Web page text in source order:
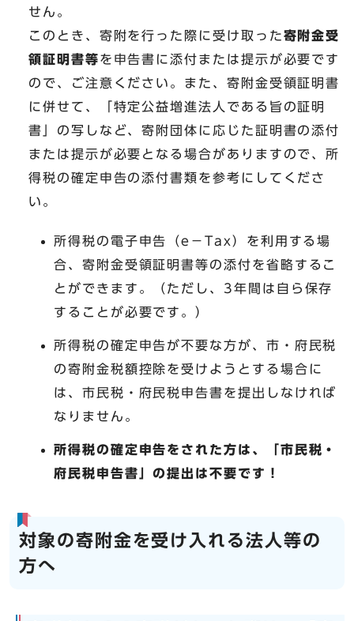
せん。
このとき、寄附を行った際に受け取った寄附金受
領証明書等を申告書に添付または提示が必要です
ので、ご注意ください。また、寄附金受領証明書
に併せて、「特定公益増進法人である旨の証明
書」の写しなど、寄附団体に応じた証明書の添付
または提示が必要となる場合がありますので、所
得税の確定申告の添付書類を参考にしてくださ
い。
所得税の電子申告（e－Tax）を利用する場
合、寄附金受領証明書等の添付を省略するこ
とができます。（ただし、3年間は自ら保存
することが必要です。）
所得税の確定申告が不要な方が、市・府民税
の寄附金税額控除を受けようとする場合に
は、市民税・府民税申告書を提出しなければ
なりません。
所得税の確定申告をされた方は、「市民税・
府民税申告書」の提出は不要です！
対象の寄附金を受け入れる法人等の
方へ